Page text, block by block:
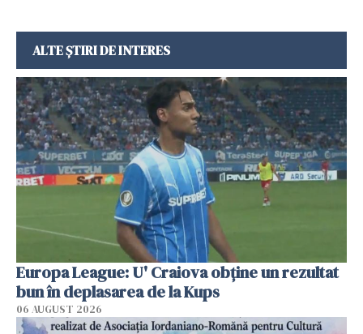
ALTE ȘTIRI DE INTERES
Europa League: U' Craiova obține un rezultat
bun în deplasarea de la Kups
06 AUGUST 2026